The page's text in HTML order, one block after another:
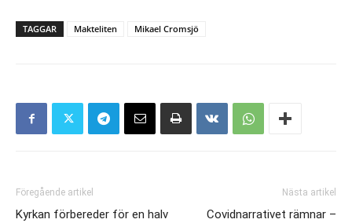
TAGGAR Makteliten Mikael Cromsjö
Föregående artikel
Kyrkan förbereder för en halv
Nästa artikel
Covidnarrativet rämnar –